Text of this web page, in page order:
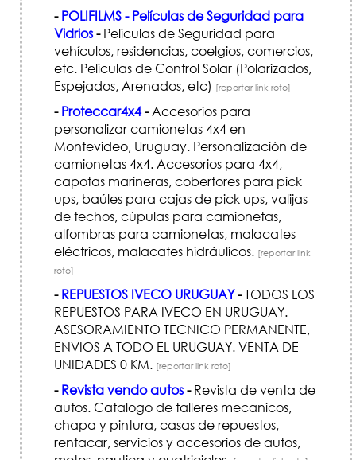
- POLIFILMS - Películas de Seguridad para
Vidrios-Películas de Seguridad para
vehículos, residencias, coelgios, comercios,
etc. Películas de Control Solar (Polarizados,
Espejados, Arenados, etc) [reportar link roto]
- Proteccar4x4-Accesorios para
personalizar camionetas 4x4 en
Montevideo, Uruguay. Personalización de
camionetas 4x4. Accesorios para 4x4,
capotas marineras, cobertores para pick
ups, baúles para cajas de pick ups, valijas
de techos, cúpulas para camionetas,
alfombras para camionetas, malacates
eléctricos, malacates hidráulicos. [reportar link
roto]
- REPUESTOS IVECO URUGUAY-TODOS LOS
REPUESTOS PARA IVECO EN URUGUAY.
ASESORAMIENTO TECNICO PERMANENTE,
ENVIOS A TODO EL URUGUAY. VENTA DE
UNIDADES 0 KM. [reportar link roto]
- Revista vendo autos-Revista de venta de
autos. Catalogo de talleres mecanicos,
chapa y pintura, casas de repuestos,
rentacar, servicios y accesorios de autos,